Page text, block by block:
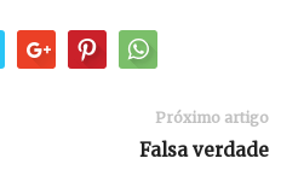
Próximo artigo
Falsa verdade